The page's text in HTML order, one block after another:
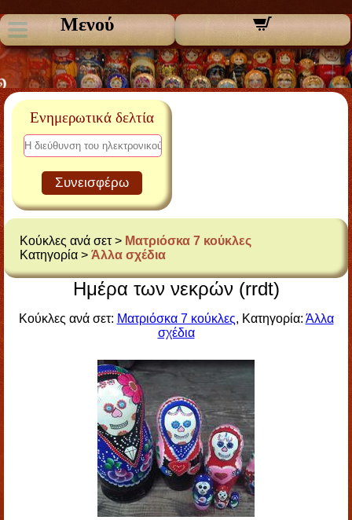
Μενού
Ενημερωτικά δελτία
Συνεισφέρω
Κούκλες ανά σετ > Ματριόσκα 7 κούκλες
Κατηγορία > Άλλα σχέδια
Ημέρα των νεκρών (rrdt)
Κούκλες ανά σετ: Ματριόσκα 7 κούκλες, Κατηγορία: Άλλα
σχέδια